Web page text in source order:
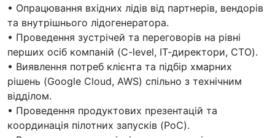
• Опрацювання вхідних лідів від партнерів, вендорів
та внутрішнього лідогенератора.
• Проведення зустрічей та переговорів на рівні
перших осіб компаній (C-level, ІТ-директори, CTO).
• Виявлення потреб клієнта та підбір хмарних
рішень (Google Cloud, AWS) спільно з технічним
відділом.
• Проведення продуктових презентацій та
координація пілотних запусків (PoC).